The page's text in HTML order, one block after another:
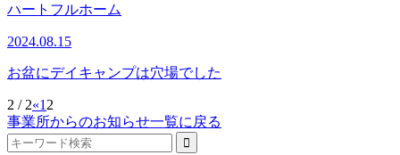
ハートフルホーム
2024.08.15
お盆にデイキャンプは穴場でした
2 / 2«1 2
事業所からのお知らせ一覧に戻る